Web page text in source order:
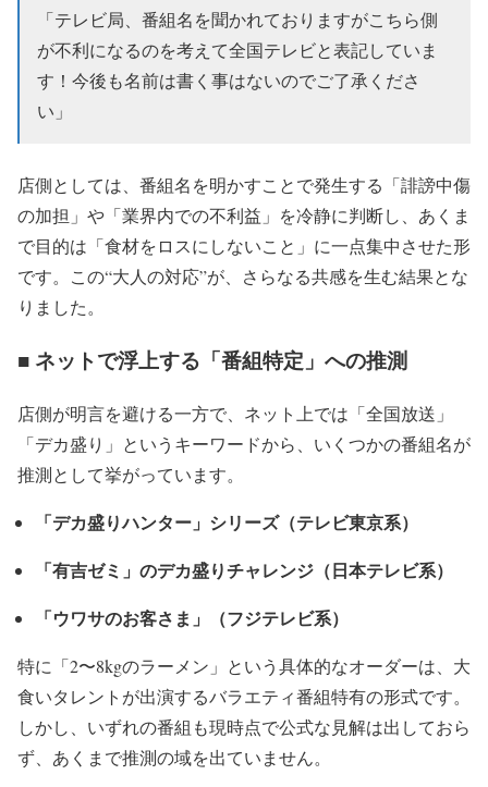
「テレビ局、番組名を聞かれておりますがこちら側
が不利になるのを考えて全国テレビと表記していま
す！今後も名前は書く事はないのでご了承くださ
い」
店側としては、番組名を明かすことで発生する「誹謗中傷
の加担」や「業界内での不利益」を冷静に判断し、あくま
で目的は「食材をロスにしないこと」に一点集中させた形
です。この“大人の対応”が、さらなる共感を生む結果とな
りました。
■ ネットで浮上する「番組特定」への推測
店側が明言を避ける一方で、ネット上では「全国放送」
「デカ盛り」というキーワードから、いくつかの番組名が
推測として挙がっています。
「デカ盛りハンター」シリーズ（テレビ東京系）
「有吉ゼミ」のデカ盛りチャレンジ（日本テレビ系）
「ウワサのお客さま」（フジテレビ系）
特に「2〜8kgのラーメン」という具体的なオーダーは、大
食いタレントが出演するバラエティ番組特有の形式です。
しかし、いずれの番組も現時点で公式な見解は出しておら
ず、あくまで推測の域を出ていません。